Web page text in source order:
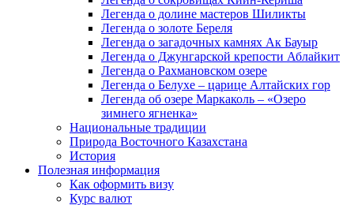
Легенда о долине мастеров Шиликты
Легенда о золоте Береля
Легенда о загадочных камнях Ак Бауыр
Легенда о Джунгарской крепости Аблайкит
Легенда о Рахмановском озере
Легенда о Белухе – царице Алтайских гор
Легенда об озере Маркаколь – «Озеро
зимнего ягненка»
Национальные традиции
Природа Восточного Казахстана
История
Полезная информация
Как оформить визу
Курс валют